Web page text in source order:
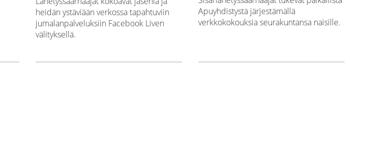
heidän ystäviään verkossa tapahtuviin
jumalanpalveluksiin Facebook Liven
välityksellä.
Apuyhdistystä järjestämällä
verkkokokouksia seurakuntansa naisille.